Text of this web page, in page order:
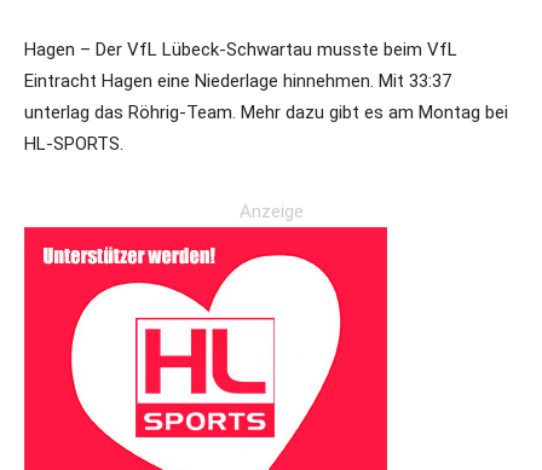
Hagen – Der VfL Lübeck-Schwartau musste beim VfL
Eintracht Hagen eine Niederlage hinnehmen. Mit 33:37
unterlag das Röhrig-Team. Mehr dazu gibt es am Montag bei
HL-SPORTS.
Anzeige